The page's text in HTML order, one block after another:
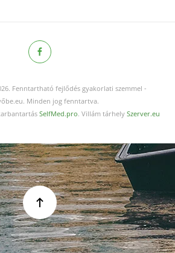
Fenntartható fejlődés gyakorlati szemmel -
Minden jog fenntartva.
SelfMed.pro. Villám tárhely Szerver.eu